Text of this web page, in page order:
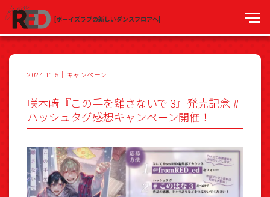
[ボーイズラブの新しいダンスフロアへ]
2024.11.5 キャンペーン
咲本﨑『この手を離さないで 3』発売記念 #
ハッシュタグ感想キャンペーン開催！